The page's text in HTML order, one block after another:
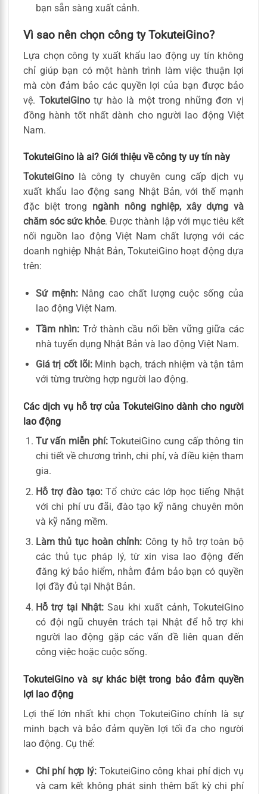
bạn sẵn sàng xuất cảnh.
Vì sao nên chọn công ty TokuteiGino?
Lựa chọn công ty xuất khẩu lao động uy tín không
chỉ giúp bạn có một hành trình làm việc thuận lợi
mà còn đảm bảo các quyền lợi của bạn được bảo
vệ. TokuteiGinotự hào là một trong những đơn vị
đồng hành tốt nhất dành cho người lao động Việt
Nam.
TokuteiGino là ai? Giới thiệu về công ty uy tín này
TokuteiGino là công ty chuyên cung cấp dịch vụ
xuất khẩu lao động sang Nhật Bản, với thế mạnh
đặc biệt trong ngành nông nghiệp, xây dựng và
chăm sóc sức khỏe. Được thành lập với mục tiêu kết
nối nguồn lao động Việt Nam chất lượng với các
doanh nghiệp Nhật Bản, TokuteiGino hoạt động dựa
trên:
Sứ mệnh:Nâng cao chất lượng cuộc sống của
lao động Việt Nam.
Tầm nhìn: Trở thành cầu nối bền vững giữa các
nhà tuyển dụng Nhật Bản và lao động Việt Nam.
Giá trị cốt lõi:Minh bạch, trách nhiệm và tận tâm
với từng trường hợp người lao động.
Các dịch vụ hỗ trợ của TokuteiGino dành cho người
lao động
Tư vấn miễn phí:TokuteiGino cung cấp thông tin
chi tiết về chương trình, chi phí, và điều kiện tham
gia.
Hỗ trợ đào tạo:Tổ chức các lớp học tiếng Nhật
với chi phí ưu đãi, đào tạo kỹ năng chuyên môn
và kỹ năng mềm.
Làm thủ tục hoàn chỉnh: Công ty hỗ trợ toàn bộ
các thủ tục pháp lý, từ xin visa lao động đến
đăng ký bảo hiểm, nhằm đảm bảo bạn có quyền
lợi đầy đủ tại Nhật Bản.
Hỗ trợ tại Nhật: Sau khi xuất cảnh, TokuteiGino
có đội ngũ chuyên trách tại Nhật để hỗ trợ khi
người lao động gặp các vấn đề liên quan đến
công việc hoặc cuộc sống.
TokuteiGino và sự khác biệt trong bảo đảm quyền
lợi lao động
Lợi thế lớn nhất khi chọn TokuteiGino chính là sự
minh bạch và bảo đảm quyền lợi tối đa cho người
lao động. Cụ thể:
Chi phí hợp lý:TokuteiGino công khai phí dịch vụ
và cam kết không phát sinh thêm bất kỳ chi phí